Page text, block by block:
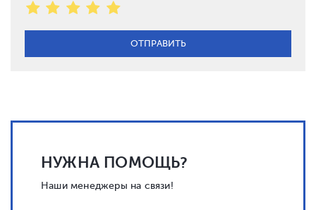
НУЖНА ПОМОЩЬ?
Наши менеджеры на связи!